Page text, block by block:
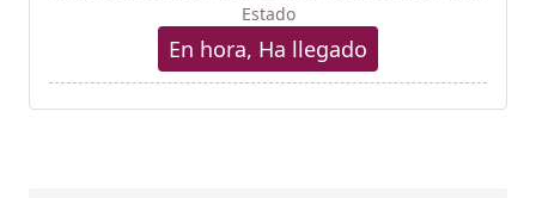
Estado
En hora, Ha llegado